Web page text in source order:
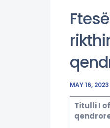
MAY 16, 2023
Titulli I